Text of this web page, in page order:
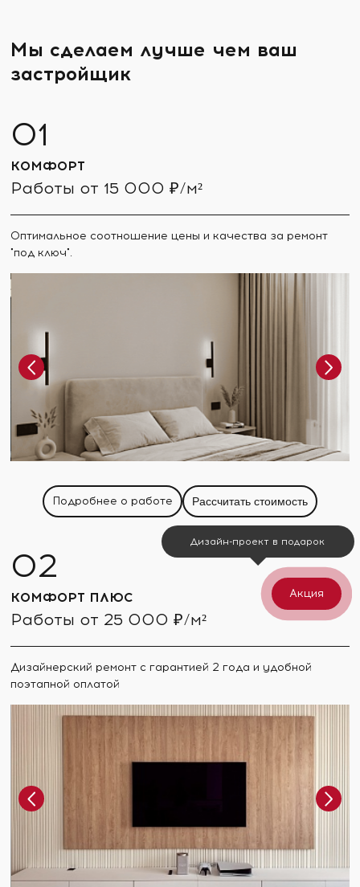
Мы сделаем лучше чем ваш
застройщик
КОМФОРТ
Работы от 15 000 ₽/м²
Оптимальное соотношение цены и качества за ремонт
"под ключ".
Подробнее о работе Рассчитать стоимость
КОМФОРТ ПЛЮС
Работы от 25 000 ₽/м²
Дизайнерский ремонт с гарантией 2 года и удобной
поэтапной оплатой
Акция
Дизайн-проект в подарок